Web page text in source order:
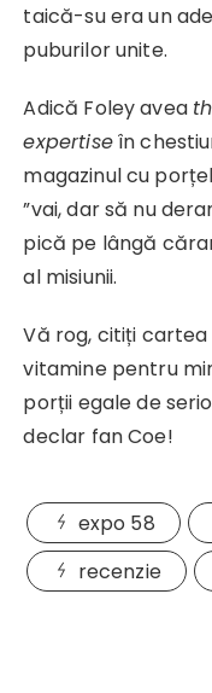
taică-su era un
puburilor unite.
Adică Foley avea
expertiseîn
magazinul cu
”vai, dar să nu
pică pe lângă
al misiunii.
Vă rog, citiți
vitamine pentru
porții egale de
declar fan Coe!
expo 58
recenzie